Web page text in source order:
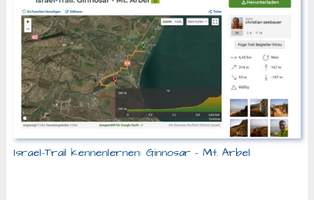
Israel-Trail kennenlernen: Ginnosar – Mt. Arbel